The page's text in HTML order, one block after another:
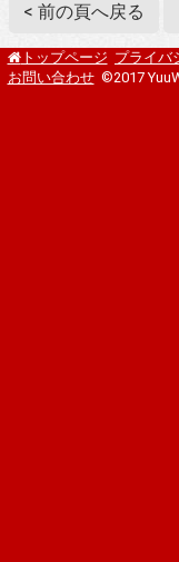
< 前の頁へ戻る
トップページ プライバ
お問い合わせ ©2017